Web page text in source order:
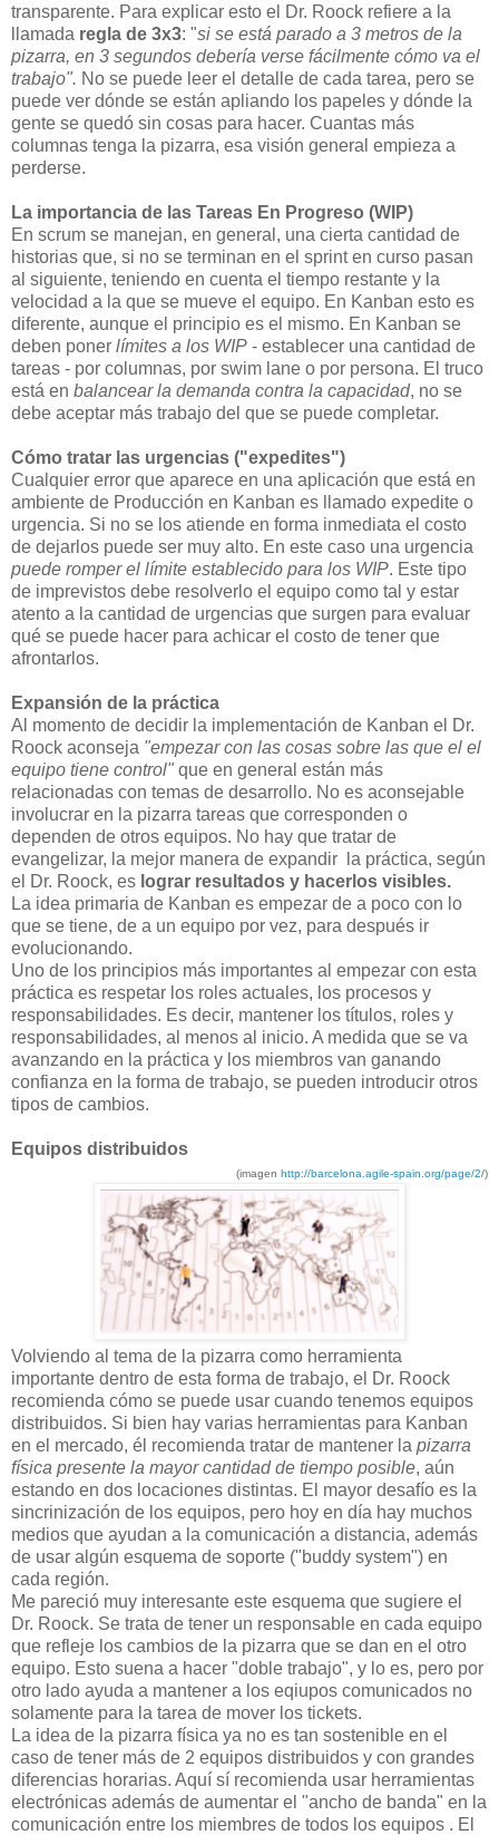
transparente. Para explicar esto el Dr. Roock refiere a la
llamada regla de 3x3: "si se está parado a 3 metros de la
pizarra, en 3 segundos debería verse fácilmente cómo va el
trabajo". No se puede leer el detalle de cada tarea, pero se
puede ver dónde se están apliando los papeles y dónde la
gente se quedó sin cosas para hacer. Cuantas más
columnas tenga la pizarra, esa visión general empieza a
perderse.
La importancia de las Tareas En Progreso (WIP)
En scrum se manejan, en general, una cierta cantidad de
historias que, si no se terminan en el sprint en curso pasan
al siguiente, teniendo en cuenta el tiempo restante y la
velocidad a la que se mueve el equipo. En Kanban esto es
diferente, aunque el principio es el mismo. En Kanban se
deben poner límites a los WIP - establecer una cantidad de
tareas - por columnas, por swim lane o por persona. El truco
está en balancear la demanda contra la capacidad, no se
debe aceptar más trabajo del que se puede completar.
Cómo tratar las urgencias ("expedites")
Cualquier error que aparece en una aplicación que está en
ambiente de Producción en Kanban es llamado expedite o
urgencia. Si no se los atiende en forma inmediata el costo
de dejarlos puede ser muy alto. En este caso una urgencia
puede romper el límite establecido para los WIP. Este tipo
de imprevistos debe resolverlo el equipo como tal y estar
atento a la cantidad de urgencias que surgen para evaluar
qué se puede hacer para achicar el costo de tener que
afrontarlos.
Expansión de la práctica
Al momento de decidir la implementación de Kanban el Dr.
Roock aconseja "empezar con las cosas sobre las que el el
equipo tiene control" que en general están más
relacionadas con temas de desarrollo. No es aconsejable
involucrar en la pizarra tareas que corresponden o
dependen de otros equipos. No hay que tratar de
evangelizar, la mejor manera de expandir la práctica, según
el Dr. Roock, es lograr resultados y hacerlos visibles.
La idea primaria de Kanban es empezar de a poco con lo
que se tiene, de a un equipo por vez, para después ir
evolucionando.
Uno de los principios más importantes al empezar con esta
práctica es respetar los roles actuales, los procesos y
responsabilidades. Es decir, mantener los títulos, roles y
responsabilidades, al menos al inicio. A medida que se va
avanzando en la práctica y los miembros van ganando
confianza en la forma de trabajo, se pueden introducir otros
tipos de cambios.
Equipos distribuidos
(imagen http://barcelona.agile-spain.org/page/2/)
Volviendo al tema de la pizarra como herramienta
importante dentro de esta forma de trabajo, el Dr. Roock
recomienda cómo se puede usar cuando tenemos equipos
distribuidos. Si bien hay varias herramientas para Kanban
en el mercado, él recomienda tratar de mantener la pizarra
física presente la mayor cantidad de tiempo posible, aún
estando en dos locaciones distintas. El mayor desafío es la
sincrinización de los equipos, pero hoy en día hay muchos
medios que ayudan a la comunicación a distancia, además
de usar algún esquema de soporte ("buddy system") en
cada región.
Me pareció muy interesante este esquema que sugiere el
Dr. Roock. Se trata de tener un responsable en cada equipo
que refleje los cambios de la pizarra que se dan en el otro
equipo. Esto suena a hacer "doble trabajo", y lo es, pero por
otro lado ayuda a mantener a los eqiupos comunicados no
solamente para la tarea de mover los tickets.
La idea de la pizarra física ya no es tan sostenible en el
caso de tener más de 2 equipos distribuidos y con grandes
diferencias horarias. Aquí sí recomienda usar herramientas
electrónicas además de aumentar el "ancho de banda" en la
comunicación entre los miembres de todos los equipos . El